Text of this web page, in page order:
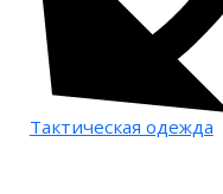
Тактическая одежда